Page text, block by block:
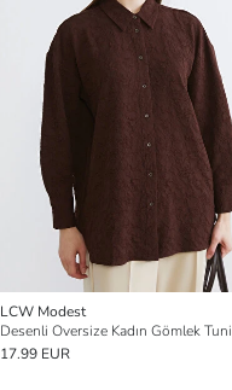
LCW Modest
Desenli Oversize Kadın Gömlek
17.99 EUR